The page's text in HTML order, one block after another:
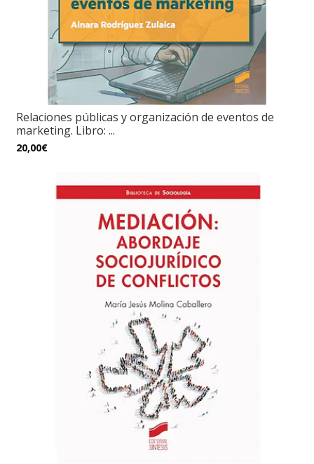
Relaciones públicas y organización de eventos de
marketing. Libro: ...
20,00€